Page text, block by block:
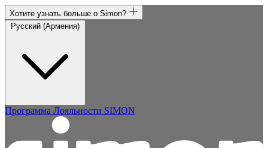
Хотите узнать больше о Simon?
Программа Лояльности SIMON